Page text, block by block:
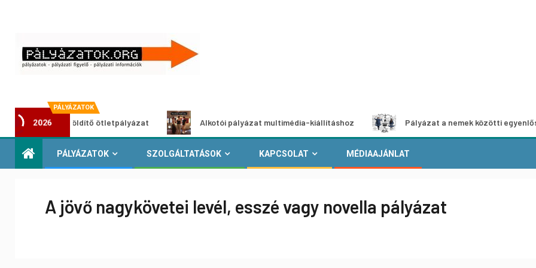
PÁLYÁZATOK
2026
Városzöldítő ötletpályázat Alkotói pályázat multimédia-kiállításhoz Pályázat a nemek közötti egyenlőség
PÁLYÁZATOK SZOLGÁLTATÁSOK KAPCSOLAT MÉDIAAJÁNLAT
A jövő nagykövetei levél, esszé vagy novella pályázat